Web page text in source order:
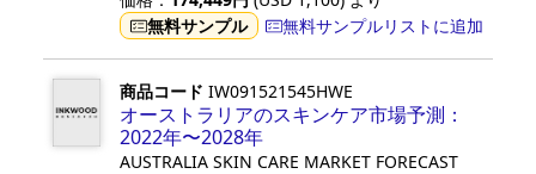
無料サンプル
無料サンプルリストに追加
商品コード IW091521545HWE
オーストラリアのスキンケア市場予測：
2022年〜2028年
AUSTRALIA SKIN CARE MARKET FORECAST